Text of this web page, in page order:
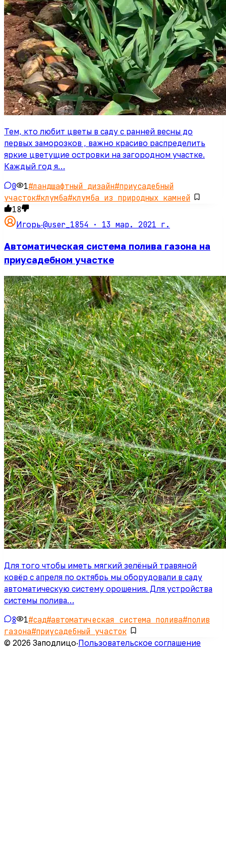
Тем, кто любит цветы в саду с ранней весны до
первых заморозков , важно красиво распределить
яркие цветущие островки на загородном участке.
Каждый год я…
0 1#ландшафтный дизайн#приусадебный
участок#клумба#клумба из природных камней
18
Игорь·@user_1854 · 13 мар. 2021 г.
Автоматическая система полива газона на
приусадебном участке
Для того чтобы иметь мягкий зелёный травяной
ковёр с апреля по октябрь мы оборудовали в саду
автоматическую систему орошения. Для устройства
системы полива…
8 1#сад#автоматическая система полива#полив
газона#приусадебный участок
© 2026 Заподлицо·Пользовательское соглашение